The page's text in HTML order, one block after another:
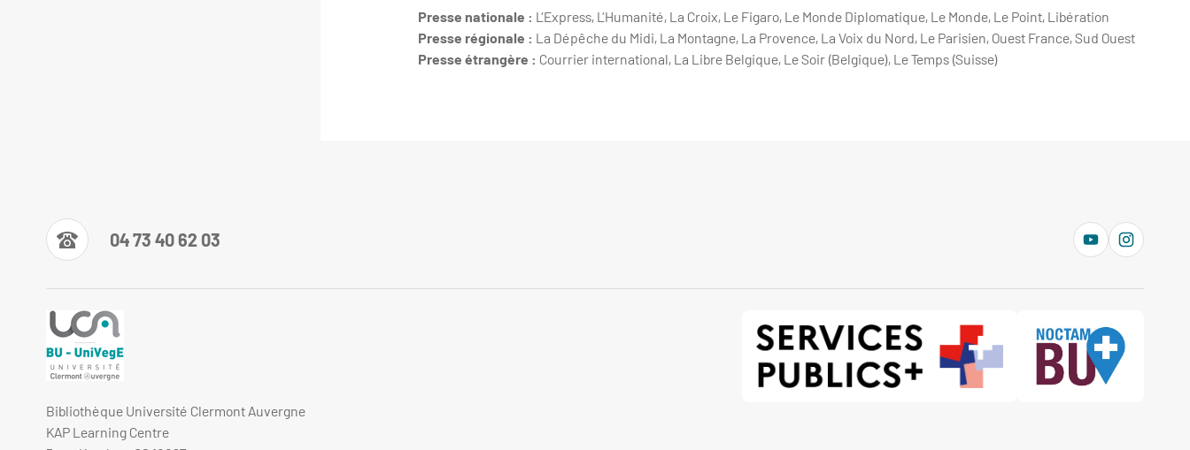
Presse nationale : L’Express, L’Humanité, La Croix, Le Figaro, Le Monde Diplomatique, Le Monde, Le Point, Libération
Presse régionale : La Dépêche du Midi, La Montagne, La Provence, La Voix du Nord, Le Parisien, Ouest France, Sud Ouest
Presse étrangère : Courrier international, La Libre Belgique, Le Soir (Belgique), Le Temps (Suisse)
04 73 40 62 03
Bibliothèque Université Clermont Auvergne
KAP Learning Centre